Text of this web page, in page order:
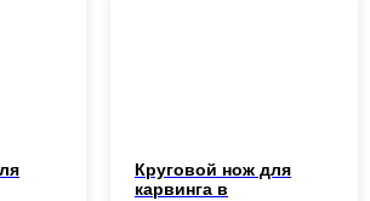
Круговой нож для
карвинга в